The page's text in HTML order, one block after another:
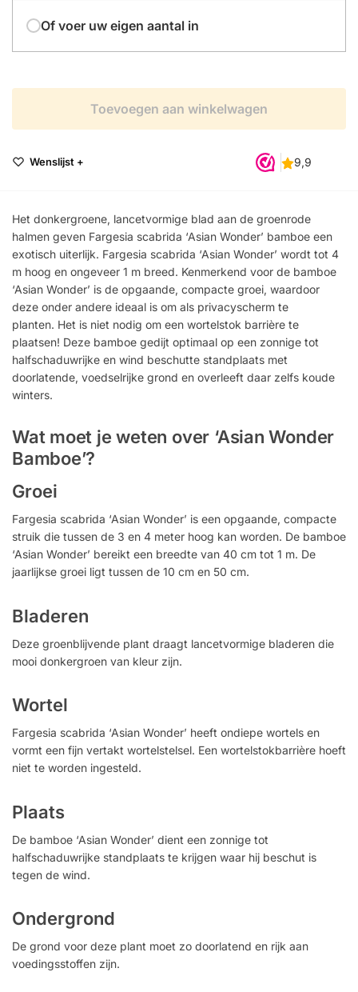
Of voer uw eigen aantal in
Toevoegen aan winkelwagen
Wenslijst +
Het donkergroene, lancetvormige blad aan de groenrode
halmen geven Fargesia scabrida ‘Asian Wonder’ bamboe een
exotisch uiterlijk. Fargesia scabrida ‘Asian Wonder’ wordt tot 4
m hoog en ongeveer 1 m breed. Kenmerkend voor de bamboe
‘Asian Wonder’ is de opgaande, compacte groei, waardoor
deze onder andere ideaal is om als privacyscherm te
planten. Het is niet nodig om een ​​wortelstok barrière te
plaatsen! Deze bamboe gedijt optimaal op een zonnige tot
halfschaduwrijke en wind beschutte standplaats met
doorlatende, voedselrijke grond en overleeft daar zelfs koude
winters.
Wat moet je weten over ‘Asian Wonder
Bamboe’?
Groei
Fargesia scabrida ‘Asian Wonder’ is een opgaande, compacte
struik die tussen de 3 en 4 meter hoog kan worden. De bamboe
‘Asian Wonder’ bereikt een breedte van 40 cm tot 1 m. De
jaarlijkse groei ligt tussen de 10 cm en 50 cm.
Bladeren
Deze groenblijvende plant draagt ​​lancetvormige bladeren die
mooi donkergroen van kleur zijn.
Wortel
Fargesia scabrida ‘Asian Wonder’ heeft ondiepe wortels en
vormt een fijn vertakt wortelstelsel. Een wortelstokbarrière hoeft
niet te worden ingesteld.
Plaats
De bamboe ‘Asian Wonder’ dient een zonnige tot
halfschaduwrijke standplaats te krijgen waar hij beschut is
tegen de wind.
Ondergrond
De grond voor deze plant moet zo doorlatend en rijk aan
voedingsstoffen zijn.